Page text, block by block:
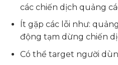
các chiến dịch quảng
Ít gặp các lỗi như:
động tạm dừng chiến
Có thể target người